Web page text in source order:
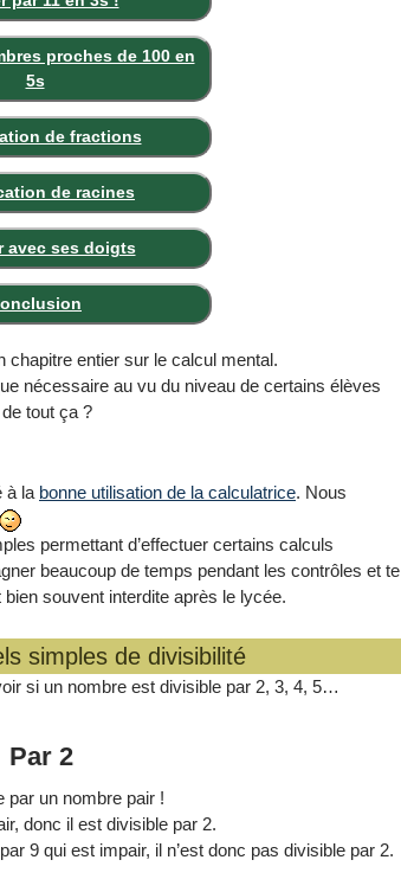
proches de 100 en
5s
de fractions
de racines
avec ses doigts
chapitre entier sur le calcul mental.
nécessaire au vu du niveau de certains élèves
tout ça ?
à la bonne utilisation de la calculatrice. Nous
permettant d’effectuer certains calculs
beaucoup de temps pendant les contrôles et te
souvent interdite après le lycée.
simples de divisibilité
si un nombre est divisible par 2, 3, 4, 5…
Par 2
par un nombre pair !
donc il est divisible par 2.
9 qui est impair, il n’est donc pas divisible par 2.